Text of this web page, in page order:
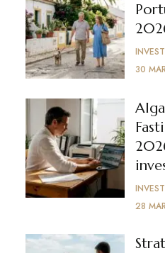
30
28